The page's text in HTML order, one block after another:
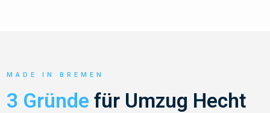
MADE IN BREMEN
3 Gründe für Umzug Hecht